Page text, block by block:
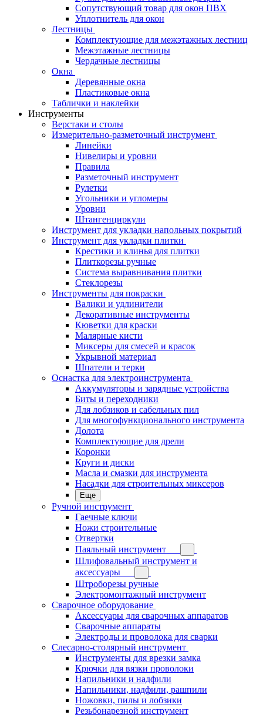
Сопутствующий товар для окон ПВХ
Уплотнитель для окон
Лестницы
Комплектующие для межэтажных лестниц
Межэтажные лестницы
Чердачные лестницы
Окна
Деревянные окна
Пластиковые окна
Таблички и наклейки
Инструменты
Верстаки и столы
Измерительно-разметочный инструмент
Линейки
Нивелиры и уровни
Правила
Разметочный инструмент
Рулетки
Угольники и угломеры
Уровни
Штангенциркули
Инструмент для укладки напольных покрытий
Инструмент для укладки плитки
Крестики и клинья для плитки
Плиткорезы ручные
Система выравнивания плитки
Стеклорезы
Инструменты для покраски
Валики и удлинители
Декоративные инструменты
Кюветки для краски
Малярные кисти
Миксеры для смесей и красок
Укрывной материал
Шпатели и терки
Оснастка для электроинструмента
Аккумуляторы и зарядные устройства
Биты и переходники
Для лобзиков и сабельных пил
Для многофункционального инструмента
Долота
Комплектующие для дрели
Коронки
Круги и диски
Масла и смазки для инструмента
Насадки для строительных миксеров
Еще
Ручной инструмент
Гаечные ключи
Ножи строительные
Отвертки
Паяльный инструмент
Шлифовальный инструмент и
аксессуары
Штроборезы ручные
Электромонтажный инструмент
Сварочное оборудование
Аксессуары для сварочных аппаратов
Сварочные аппараты
Электроды и проволока для сварки
Слесарно-столярный инструмент
Инструменты для врезки замка
Крючки для вязки проволоки
Напильники и надфили
Напильники, надфили, рашпили
Ножовки, пилы и лобзики
Резьбонарезной инструмент